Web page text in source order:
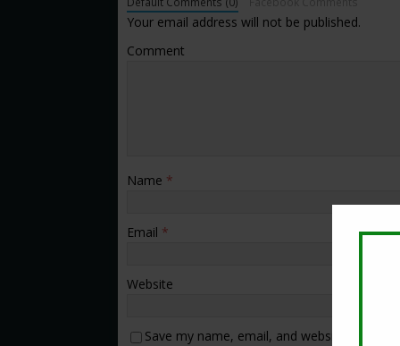
Your email address will not be published.
Comment
Name *
Email *
Website
Save my name, email, and website in this